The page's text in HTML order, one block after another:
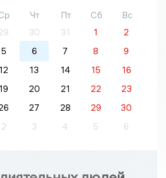
Чт Пт Сб
Вс
30 31 1
2
5 6 7 8
9
12 13 14 15
16
19 20 21 22
23
27 28 29
30
2 3 4 5 6